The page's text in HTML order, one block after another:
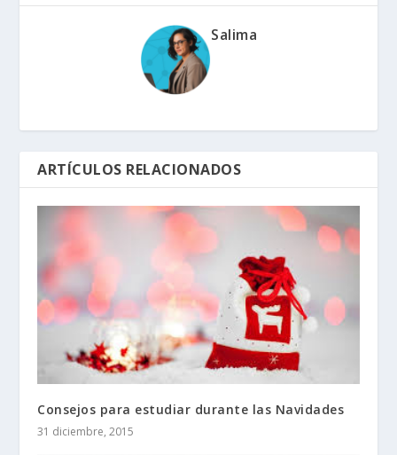
Salima
ARTÍCULOS RELACIONADOS
Consejos para estudiar durante las Navidades
31 diciembre, 2015